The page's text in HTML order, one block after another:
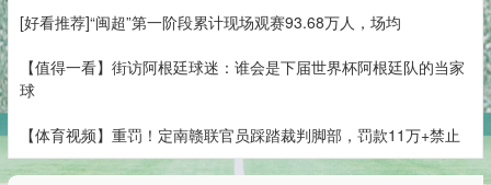
[好看推荐]“闽超”第一阶段累计现场观赛93.68万人，场均
【值得一看】街访阿根廷球迷：谁会是下届世界杯阿根廷队的当家
球
【体育视频】重罚！定南赣联官员踩踏裁判脚部，罚款11万+禁止